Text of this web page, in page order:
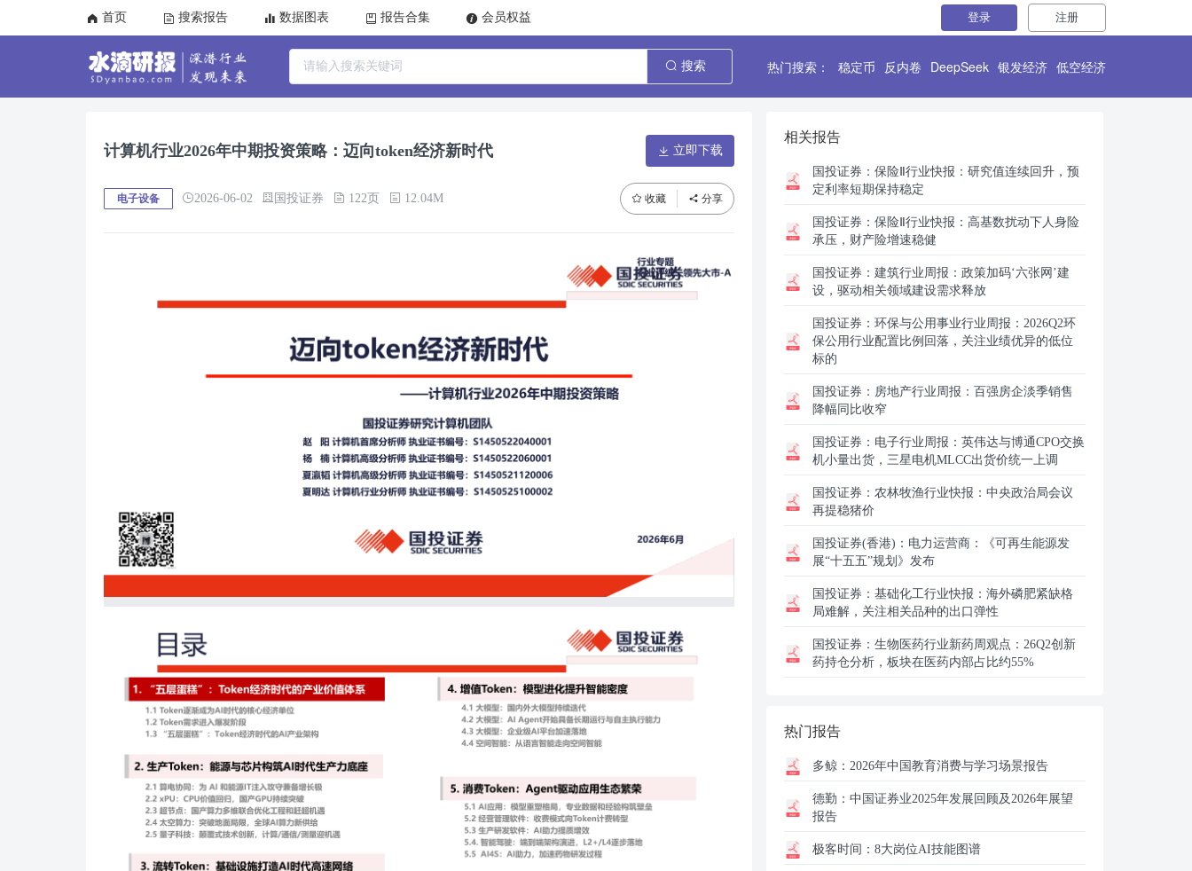
首页 搜索报告 数据图表 报告合集 会员权益 登录 注册
搜索 热门搜索： 稳定币 反内卷 DeepSeek 银发经济 低空经济
计算机行业2026年中期投资策略：迈向token经济新时代 立即下载
电子设备 2026-06-02 国投证券 122页 12.04M 收藏 分享
相关报告
国投证券： 保险Ⅱ行业快报：研究值连续回升，预
定利率短期保持稳定
国投证券： 保险Ⅱ行业快报：高基数扰动下人身险
承压，财产险增速稳健
国投证券： 建筑行业周报：政策加码‘六张网’建
设，驱动相关领域建设需求释放
国投证券： 环保与公用事业行业周报：2026Q2环
保公用行业配置比例回落，关注业绩优异的低位
标的
国投证券： 房地产行业周报：百强房企淡季销售
降幅同比收窄
国投证券： 电子行业周报：英伟达与博通CPO交换
机小量出货，三星电机MLCC出货价统一上调
国投证券： 农林牧渔行业快报：中央政治局会议
再提稳猪价
国投证券(香港)： 电力运营商：《可再生能源发
展“十五五”规划》发布
国投证券： 基础化工行业快报：海外磷肥紧缺格
局难解，关注相关品种的出口弹性
国投证券： 生物医药行业新药周观点：26Q2创新
药持仓分析，板块在医药内部占比约55%
热门报告
多鲸： 2026年中国教育消费与学习场景报告
德勤： 中国证券业2025年发展回顾及2026年展望
报告
极客时间： 8大岗位AI技能图谱